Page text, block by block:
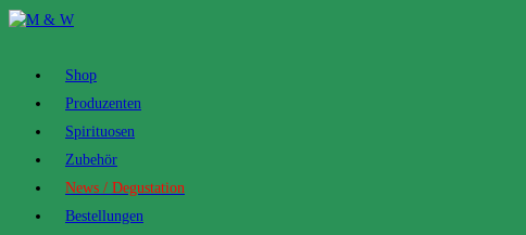
Zum
Shop
Produzenten
Spirituosen
Zubehör
News / Degustation
Bestellungen